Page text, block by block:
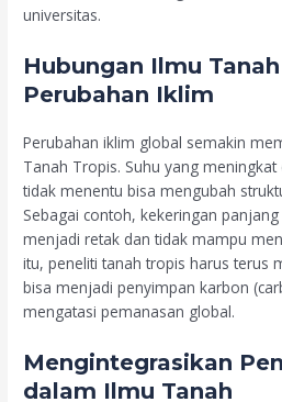
universitas.
Hubungan Ilmu
Perubahan Iklim
Perubahan iklim global semakin
Tanah Tropis. Suhu yang
tidak menentu bisa mengubah
Sebagai contoh, kekeringan
menjadi retak dan tidak mampu
itu, peneliti tanah tropis harus terus
bisa menjadi penyimpan karbon
mengatasi pemanasan global.
Mengintegrasikan
dalam Ilmu Tanah